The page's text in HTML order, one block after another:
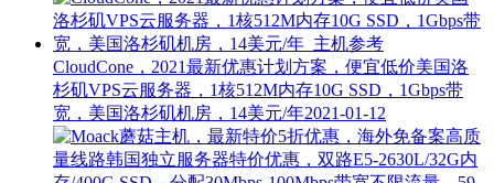
CloudCone，2021最新优惠计划方案，便宜低价美国洛
杉矶VPS云服务器，1核512M内存10G SSD，1Gbps带
宽，美国洛杉矶机房，14美元/年2021-01-12